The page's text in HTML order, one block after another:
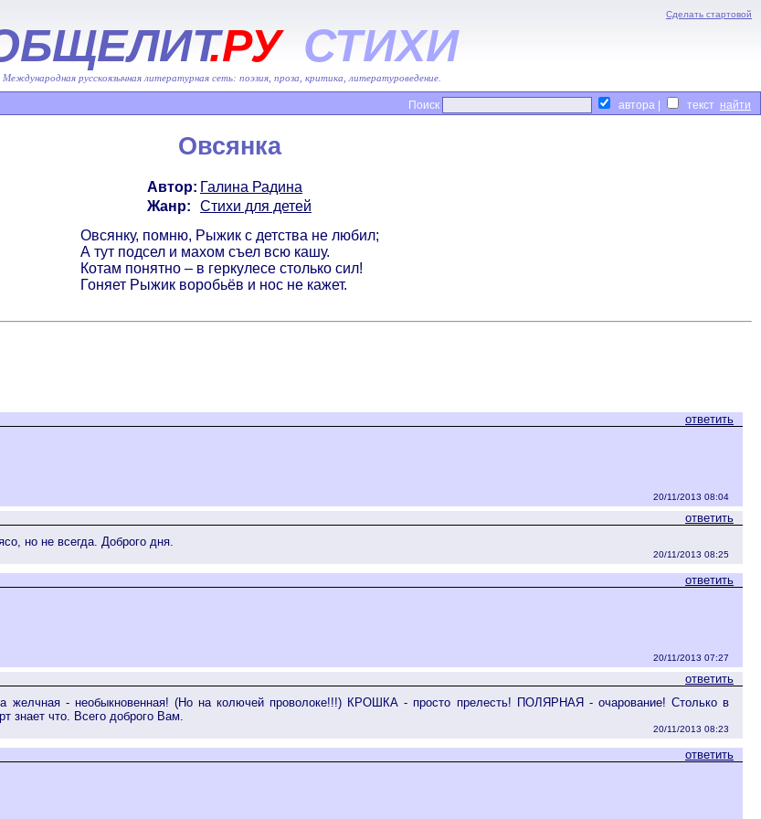
Сделать стартовой
.РУ СТИХИ
Международная русскоязычная литературная сеть: поэзия, проза, критика, литературоведение.
Поиск автора | текст
Овсянка
Автор: Галина Радина
Жанр:
Стихи для детей
Овсянку, помню, Рыжик с детства не любил;
А тут подсел и махом съел всю кашу.
Котам понятно – в геркулесе столько сил!
Гоняет Рыжик воробьёв и нос не кажет.
ответить
20/11/2013 08:04
ответить
но не всегда. Доброго дня.
20/11/2013 08:25
ответить
20/11/2013 07:27
ответить
желчная - необыкновенная! (Но на колючей проволоке!!!) КРОШКА - просто прелесть! ПОЛЯРНАЯ - очарование! Столько в
знает что. Всего доброго Вам.
20/11/2013 08:23
ответить